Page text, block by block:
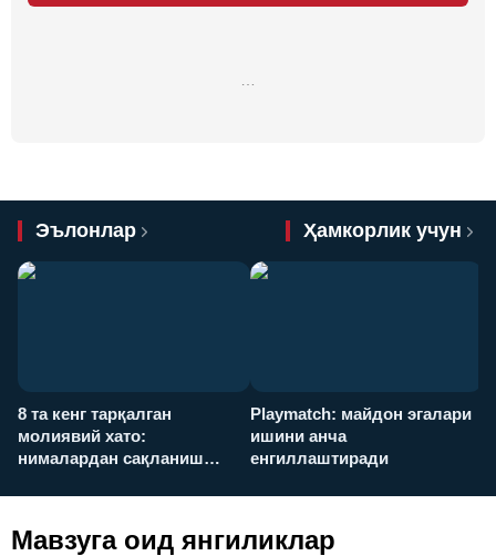
Эълонлар Ҳамкорлик учун
8 та кенг тарқалган
молиявий хато:
нималардан сақланиш
Playmatch: майдон эгалари
ишини анча
енгиллаштиради
Мавзуга оид янгиликлар